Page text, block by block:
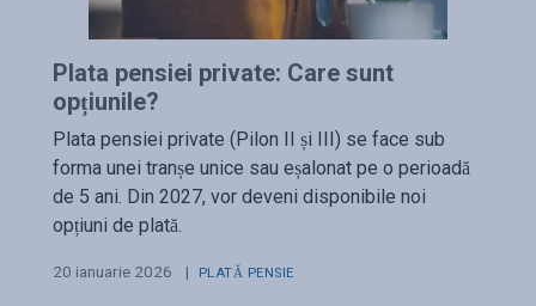
Plata pensiei private: Care sunt
opțiunile?
Plata pensiei private (Pilon II și III) se face sub
forma unei tranșe unice sau eșalonat pe o perioadă
de 5 ani. Din 2027, vor deveni disponibile noi
opțiuni de plată.
20 ianuarie 2026 | PLATĂ PENSIE